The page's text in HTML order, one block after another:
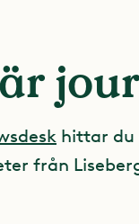
hittar du
från